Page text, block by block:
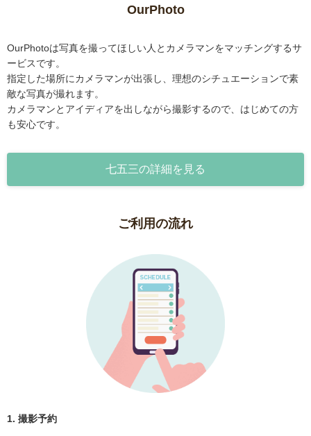
OurPhoto
OurPhotoは写真を撮ってほしい人とカメラマンをマッチングするサ
ービスです。
指定した場所にカメラマンが出張し、理想のシチュエーションで素
敵な写真が撮れます。
カメラマンとアイディアを出しながら撮影するので、はじめての方
も安心です。
七五三の詳細を見る
ご利用の流れ
1. 撮影予約